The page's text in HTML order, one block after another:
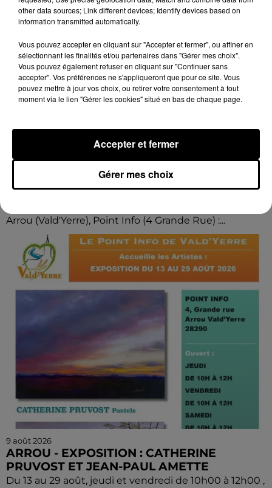
ARROU - EXPOSITION : CATHERINE
PRUVOST ET JEAN-PAUL AMETTE
Du 13 au 29 août, jeudi et vendredi de 10h00 à 12h00 ,
Arrou (Vald'Yerre), Point Info (4 Grande Rue) :...
9 août 2026
ARROU - EXPOSITION : CATHERINE
PRUVOST ET JEAN-PAUL AMETTE
Du 13 au 29 août, jeudi et vendredi de 10h00 à 12h00 ,
other data sources; Link different devices; Identify devices based on
information transmitted automatically.
Vous pouvez accepter en cliquant sur "Accepter et fermer", ou affiner en
sélectionnant les finalités et/ou partenaires dans "Gérer mes choix".
Vous pouvez également refuser en cliquant sur "Continuer sans
accepter". Vos préférences ne s'appliqueront que pour ce site. Vous
pouvez mettre à jour vos choix, ou retirer votre consentement à tout
moment via le lien "Gérer les cookies" situé en bas de chaque page.
Gérer mes choix
Accepter et fermer